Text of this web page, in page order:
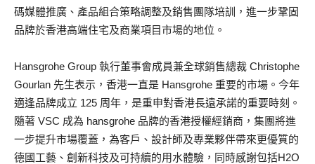
碼媒體推廣、產品組合策略調整及銷售團隊培訓，進一步鞏固
品牌於香港高端住宅及商業項目市場的地位。
Hansgrohe Group 執行董事會成員兼全球銷售總裁 Christophe
Gourlan 先生表示，香港一直是 Hansgrohe 重要的市場。今年
適逢品牌成立 125 周年，是重申對香港長遠承諾的重要時刻。
隨著 VSC 成為 hansgrohe 品牌的香港授權經銷商，集團將進
一步提升市場覆蓋，為客戶、設計師及專業夥伴帶來更優質的
德國工藝、創新科技及可持續的用水體驗，同時感謝包括H2O